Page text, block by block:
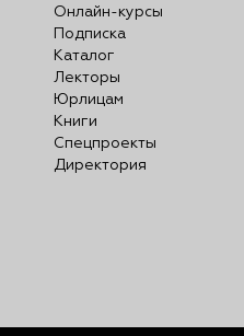
Онлайн-курсы
Подписка
Каталог
Лекторы
Юрлицам
Книги
Спецпроекты
Директория